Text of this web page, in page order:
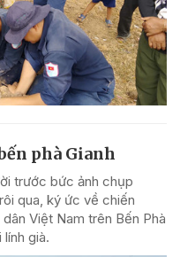
phà Gianh
trước bức ảnh chụp
qua, ký ức về chiến
Việt Nam trên Bến Phà
già.